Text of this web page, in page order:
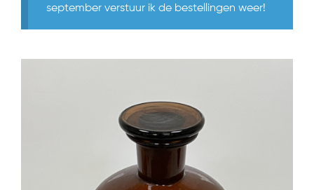
september verstuur ik de bestellingen weer!